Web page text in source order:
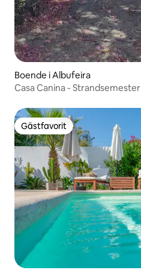
Boende i Albufeira
Casa Canina - Strandsemester
Gästfavorit
Gästfavorit